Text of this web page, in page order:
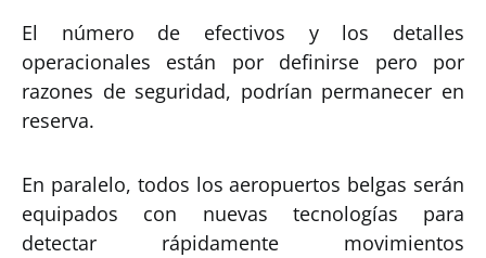
El número de efectivos y los detalles
operacionales están por definirse pero por
razones de seguridad, podrían permanecer en
reserva.
En paralelo, todos los aeropuertos belgas serán
equipados con nuevas tecnologías para
detectar rápidamente movimientos